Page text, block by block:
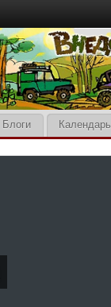
Блоги Календарь